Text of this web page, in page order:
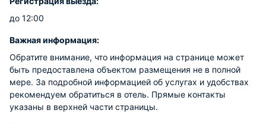
до 12:00
Важная информация:
Обратите внимание, что информация на странице может
быть предоставлена объектом размещения не в полной
мере. За подробной информацией об услугах и удобствах
рекомендуем обратиться в отель. Прямые контакты
указаны в верхней части страницы.